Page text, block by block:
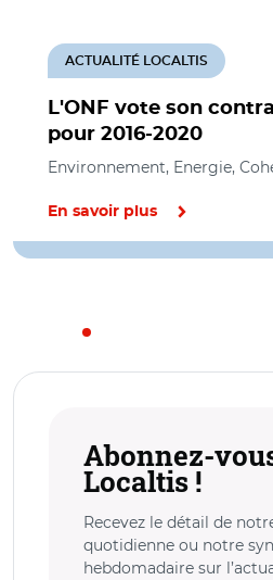
L'ONF vote son
pour 2016-2020
ACTUALITÉ LOCALTIS
Environnement, Energie,
En savoir plus
Abonnez-
Localtis !
Recevez le détail de
quotidienne ou notre
hebdomadaire sur